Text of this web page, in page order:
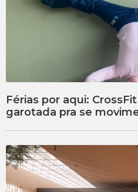
Férias por aqui:
garotada pra se